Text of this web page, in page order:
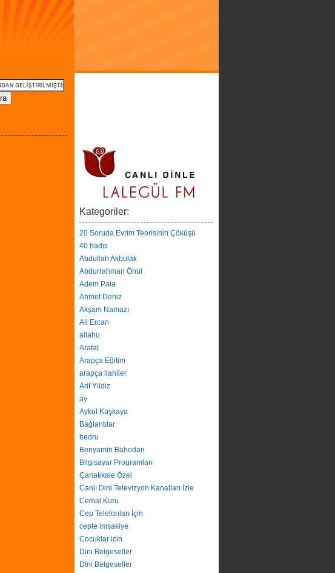
Kategoriler:
20 Soruda Evrim Teorisinin Çöküşü
40 hadis
Abdullah Akbulak
Abdurrahman Önül
Adem Pala
Ahmet Deniz
Akşam Namazı
Ali Ercan
allahu
Arafat
Arapça Eğitim
arapça ilahiler
Arif Yildiz
ay
Aykut Kuşkaya
Bağlantılar
bedru
Benyamin Bahodari
Bilgisayar Programları
Çanakkale Özel
Canlı Dini Televizyon Kanalları İzle
Cemal Kuru
Cep Telefonları İçin
cepte imsakiye
Cocuklar icin
Dini Belgeseller
Dini Belgeseller